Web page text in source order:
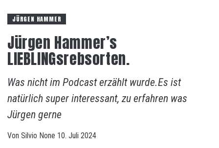
JÜRGEN HAMMER
Jürgen Hammer’s
LIEBLINGsrebsorten.
Was nicht im Podcast erzählt wurde.Es ist
natürlich super interessant, zu erfahren was
Jürgen gerne
Von Silvio None 10. Juli 2024